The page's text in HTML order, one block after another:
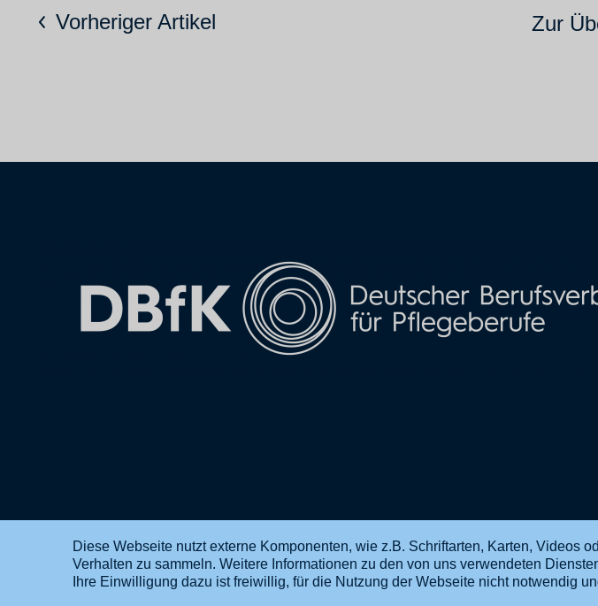
Vorheriger Artikel Zur
EN
Diese Webseite nutzt externe Komponenten, wie z.B. Schriftarten, Karten, Videos
Verhalten zu sammeln. Weitere Informationen zu den von uns verwendeten
Ihre Einwilligung dazu ist freiwillig, für die Nutzung der Webseite nicht notwendig